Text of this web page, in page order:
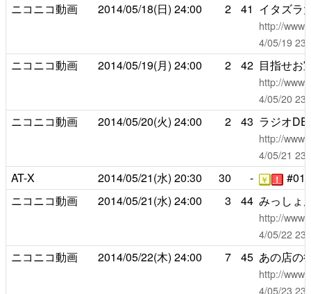
ニコニコ動画 2014/05/18(日) 24:00 2 41 イタズラ
http://
4/05/19
ニコニコ動画 2014/05/19(月) 24:00 2 42 目指せお
http://
4/05/20
ニコニコ動画 2014/05/20(火) 24:00 2 43 ラジオ
http://
4/05/21
AT-X 2014/05/21(水) 20:30 30 - ￥ ！
ニコニコ動画
2014/05/21(水) 24:00 3 44 みっしょ
http://
4/05/22
ニコニコ動画 2014/05/22(木) 24:00 7 45 あの店の
http://
4/05/23